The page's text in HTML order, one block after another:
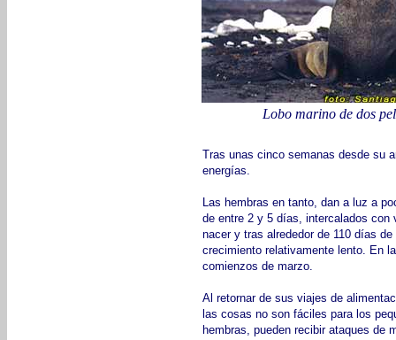
Lobo marino de dos
Tras unas cinco semanas desde su
energías.
Las hembras en tanto, dan a luz a
de entre 2 y 5 días, intercalados con
nacer y tras alrededor de 110 días
crecimiento relativamente lento. En
comienzos de marzo.
Al retornar de sus viajes de
las cosas no son fáciles para los
hembras, pueden recibir ataques de